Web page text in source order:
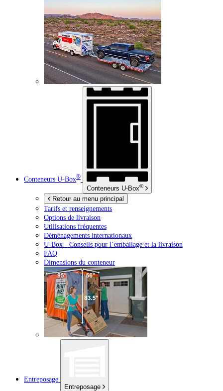
Conteneurs U-Box®
Conteneurs U-Box®
Retour au menu principal
Tarifs et renseignements
Options de livraison
Utilisations fréquentes
Déménagements internationaux
U-Box - Conseils pour l’emballage et la livraison
FAQ
Dimensions du conteneur
Entreposage
Entreposage